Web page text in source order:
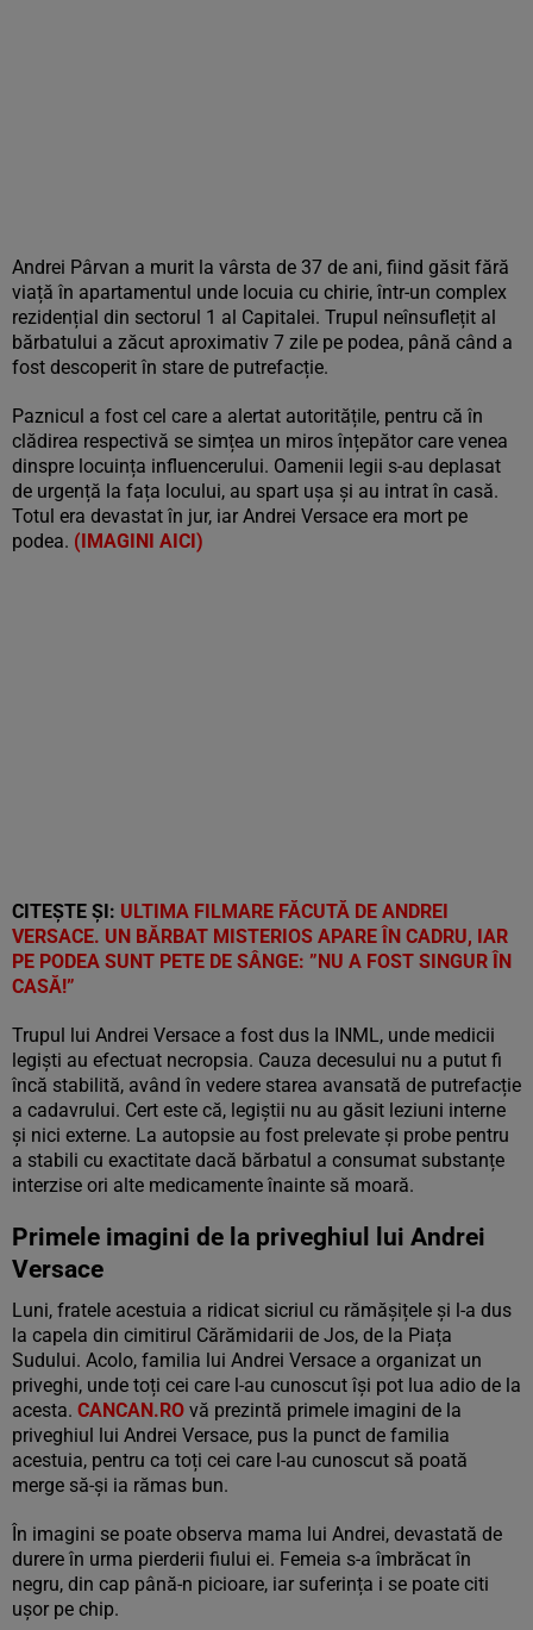
Andrei Pârvan a murit la vârsta de 37 de ani, fiind găsit fără
viață în apartamentul unde locuia cu chirie, într-un complex
rezidențial din sectorul 1 al Capitalei. Trupul neînsuflețit al
bărbatului a zăcut aproximativ 7 zile pe podea, până când a
fost descoperit în stare de putrefacție.
Paznicul a fost cel care a alertat autoritățile, pentru că în
clădirea respectivă se simțea un miros înțepător care venea
dinspre locuința influencerului. Oamenii legii s-au deplasat
de urgență la fața locului, au spart ușa și au intrat în casă.
Totul era devastat în jur, iar Andrei Versace era mort pe
podea. (IMAGINI AICI)
CITEȘTE ȘI: ULTIMA FILMARE FĂCUTĂ DE ANDREI
VERSACE. UN BĂRBAT MISTERIOS APARE ÎN CADRU, IAR
PE PODEA SUNT PETE DE SÂNGE: ”NU A FOST SINGUR ÎN
CASĂ!”
Trupul lui Andrei Versace a fost dus la INML, unde medicii
legiști au efectuat necropsia. Cauza decesului nu a putut fi
încă stabilită, având în vedere starea avansată de putrefacție
a cadavrului. Cert este că, legiștii nu au găsit leziuni interne
și nici externe. La autopsie au fost prelevate și probe pentru
a stabili cu exactitate dacă bărbatul a consumat substanțe
interzise ori alte medicamente înainte să moară.
Primele imagini de la priveghiul lui Andrei
Versace
Luni, fratele acestuia a ridicat sicriul cu rămășițele și l-a dus
la capela din cimitirul Cărămidarii de Jos, de la Piața
Sudului. Acolo, familia lui Andrei Versace a organizat un
priveghi, unde toți cei care l-au cunoscut își pot lua adio de la
acesta. CANCAN.RO vă prezintă primele imagini de la
priveghiul lui Andrei Versace, pus la punct de familia
acestuia, pentru ca toți cei care l-au cunoscut să poată
merge să-și ia rămas bun.
În imagini se poate observa mama lui Andrei, devastată de
durere în urma pierderii fiului ei. Femeia s-a îmbrăcat în
negru, din cap până-n picioare, iar suferința i se poate citi
ușor pe chip.